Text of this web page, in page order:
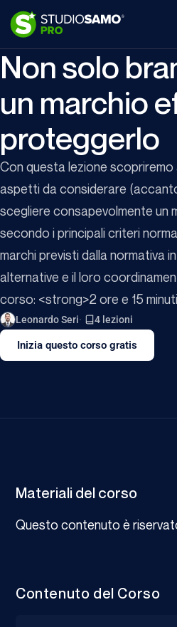
Non solo
un marchio
proteggerlo
Con questa lezione scopriremo
aspetti da considerare
scegliere consapevolmente un
secondo i principali criteri
marchi previsti dalla normativa
alternative e il loro
corso: <strong>2 ore e 15
Leonardo Seri 4 lezioni
Inizia questo corso gratis
Materiali del corso
Questo contenuto è
Contenuto del Corso